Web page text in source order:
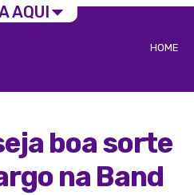
HOME
boa sorte
na Band
AQUI